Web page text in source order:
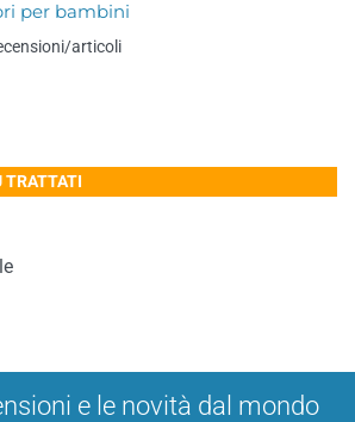
per bambini
articoli
TRATTATI
e le novità dal mondo